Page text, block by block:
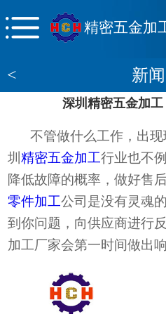
精密五金加
< 新
深圳精密五金加
不管做什么工作，出
圳精密五金加工行业也不
降低故障的概率，做好售后
零件加工公司是没有灵魂的
到你问题，向供应商进行
加工厂家会第一时间做出响